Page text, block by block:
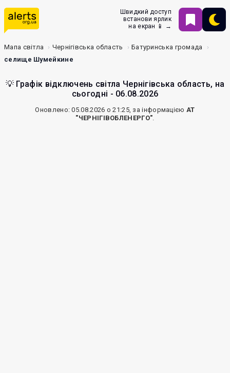
Швидкий доступ
встанови ярлик
на екран 📱 →
Мапа світла Чернігівська область
Батуринська громада
селище Шумейкине
💡 Графік відключень світла Чернігівська область, на
сьогодні - 06.08.2026
Оновлено: 05.08.2026 о 21:25, за інформацією АТ
"ЧЕРНІГІВОБЛЕНЕРГО".